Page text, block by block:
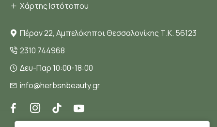
Χάρτης Ιστότοπου
Πέραν 22, Αμπελόκηποι Θεσσαλονίκης Τ.Κ. 56123
2310 744968
Δευ-Παρ 10:00-18:00
info@herbsnbeauty.gr